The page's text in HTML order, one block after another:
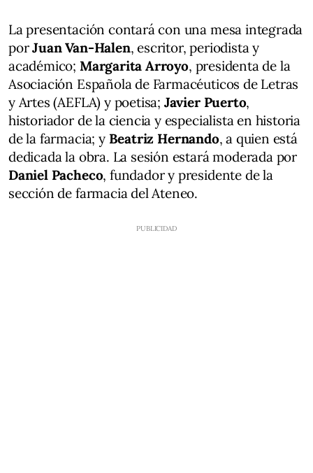
La presentación contará con una mesa integrada
porJuan Van-Halen, escritor, periodista y
académico; Margarita Arroyo, presidenta de la
Asociación Española de Farmacéuticos de Letras
y Artes (AEFLA) y poetisa; Javier Puerto,
historiador de la ciencia y especialista en historia
de la farmacia; y Beatriz Hernando, a quien está
dedicada la obra. La sesión estará moderada por
Daniel Pacheco, fundador y presidente de la
sección de farmacia del Ateneo.